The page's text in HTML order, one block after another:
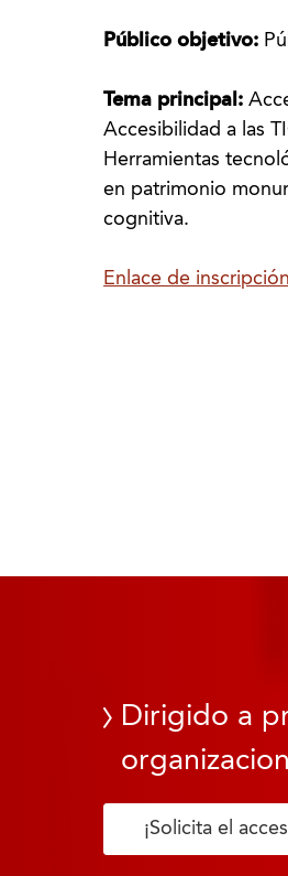
Público objetivo:
Tema principal:
Accesibilidad a las
Herramientas
en patrimonio
cognitiva.
Enlace de inscripción
Dirigido a
¡Solicita el